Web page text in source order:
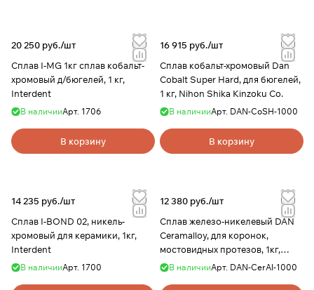
20 250 руб./шт
Сплав I-MG 1кг сплав кобальт-
хромовый д/бюгелей, 1 кг,
Interdent
В наличииАрт. 1706
В корзину
16 915 руб./шт
Сплав кобальт-хромовый Dan
Cobalt Super Hard, для бюгелей,
1 кг, Nihon Shika Kinzoku Co.
В наличииАрт. DAN-CoSH-1000
В корзину
14 235 руб./шт
Сплав I-BOND 02, никель-
хромовый для керамики, 1кг,
Interdent
В наличииАрт. 1700
12 380 руб./шт
Сплав железо-никелевый DAN
Ceramalloy, для коронок,
мостовидных протезов, 1кг,
Nihon Shika Kinzoku Co.
В наличииАрт. DAN-CerAl-1000